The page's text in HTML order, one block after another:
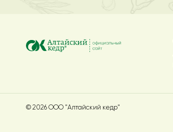
© 2026 ООО "Алтайский кедр"